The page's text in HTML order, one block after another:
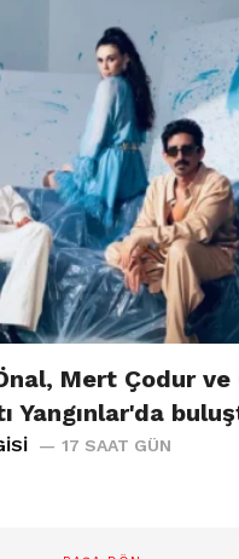
Mert Çodur ve
Yangınlar'da
17 SAAT GÜN